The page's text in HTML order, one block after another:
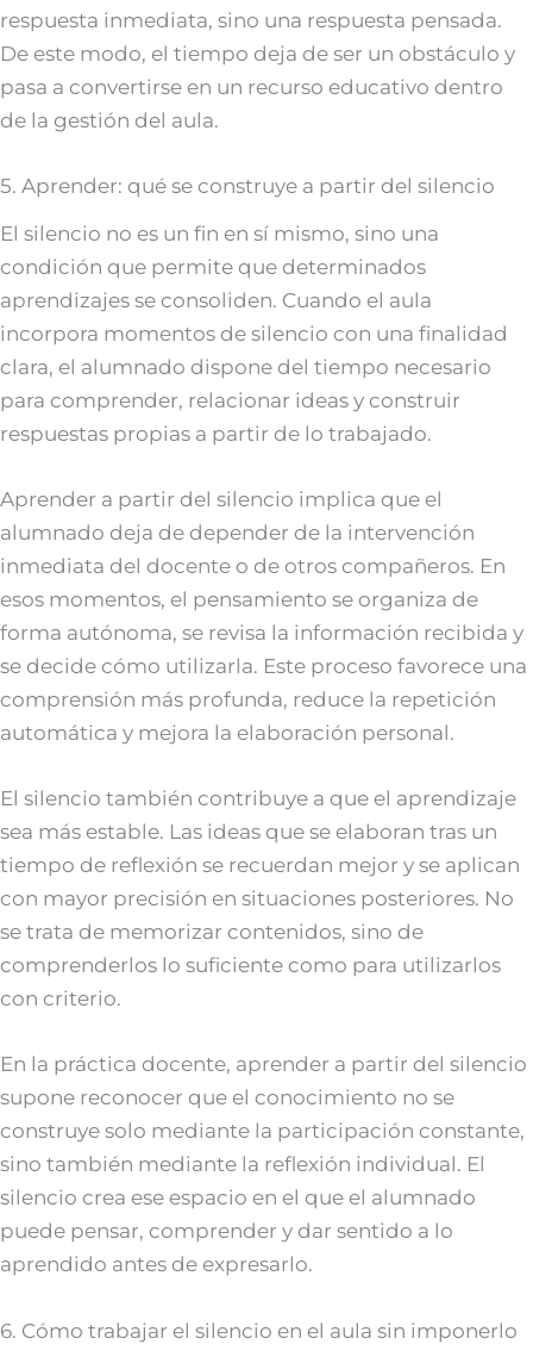
respuesta inmediata, sino una respuesta pensada.
De este modo, el tiempo deja de ser un obstáculo y
pasa a convertirse en un recurso educativo dentro
de la gestión del aula.
5. Aprender: qué se construye a partir del silencio
El silencio no es un fin en sí mismo, sino una
condición que permite que determinados
aprendizajes se consoliden. Cuando el aula
incorpora momentos de silencio con una finalidad
clara, el alumnado dispone del tiempo necesario
para comprender, relacionar ideas y construir
respuestas propias a partir de lo trabajado.
Aprender a partir del silencio implica que el
alumnado deja de depender de la intervención
inmediata del docente o de otros compañeros. En
esos momentos, el pensamiento se organiza de
forma autónoma, se revisa la información recibida y
se decide cómo utilizarla. Este proceso favorece una
comprensión más profunda, reduce la repetición
automática y mejora la elaboración personal.
El silencio también contribuye a que el aprendizaje
sea más estable. Las ideas que se elaboran tras un
tiempo de reflexión se recuerdan mejor y se aplican
con mayor precisión en situaciones posteriores. No
se trata de memorizar contenidos, sino de
comprenderlos lo suficiente como para utilizarlos
con criterio.
En la práctica docente, aprender a partir del silencio
supone reconocer que el conocimiento no se
construye solo mediante la participación constante,
sino también mediante la reflexión individual. El
silencio crea ese espacio en el que el alumnado
puede pensar, comprender y dar sentido a lo
aprendido antes de expresarlo.
6. Cómo trabajar el silencio en el aula sin imponerlo